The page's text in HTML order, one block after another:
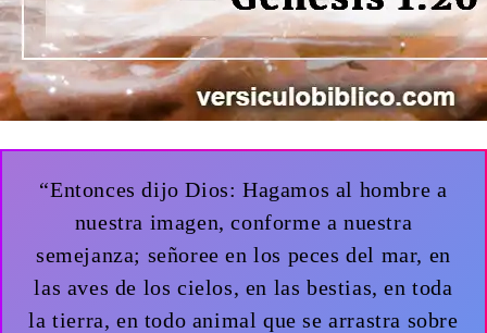
“Entonces dijo Dios: Hagamos al hombre a
nuestra imagen, conforme a nuestra
semejanza; señoree en los peces del mar, en
las aves de los cielos, en las bestias, en toda
la tierra, en todo animal que se arrastra sobre